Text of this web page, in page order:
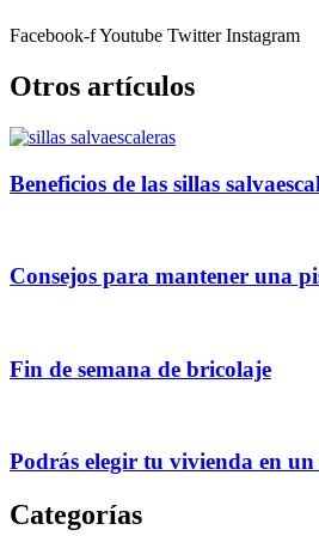
Facebook-fYoutube Twitter Instagram
Otros artículos
Beneficios de las sillas
Consejos para mantener una
Fin de semana de bricolaje
Podrás elegir tu vivienda en
Categorías